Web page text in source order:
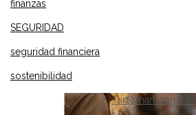
finanzas
SEGURIDAD
seguridad financiera
sostenibilidad
Tan smart como tú